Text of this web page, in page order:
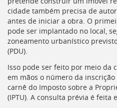
Ir
para
a
página
de
legislação
[]
Ir
para
a
cidade também precisa de
antes de iniciar a obra. O
pode ser implantado no local,
zoneamento urbanístico
(PDU).
Isso pode ser feito por meio da
em mãos o número da
carnê do Imposto sobre a
(IPTU). A consulta prévia é feita